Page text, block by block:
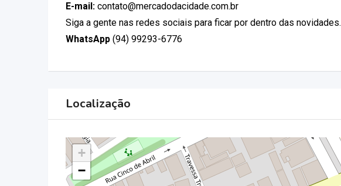
E-mail: contato@mercadodacidade.com.br
Siga a gente nas redes sociais para ficar por dentro das novidades.
WhatsApp (94) 99293-6776
Localização
+
−